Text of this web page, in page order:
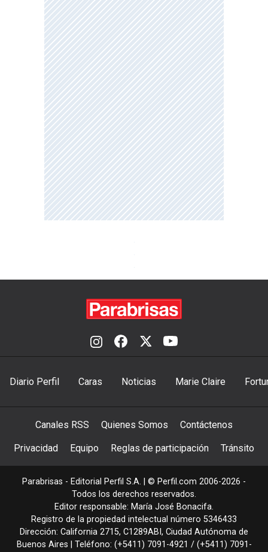
Diario Perfil Caras Noticias Marie Claire
Canales RSS Quienes Somos Contáctenos
Privacidad Equipo Reglas de participación Tránsito
Parabrisas - Editorial Perfil S.A. | © Perfil.com 2006-2026 -
Todos los derechos reservados.
Editor responsable: María José Bonacifa.
Registro de la propiedad intelectual número 5346433
Dirección: California 2715, C1289ABI , Ciudad Autónoma de
Buenos Aires | Teléfono: (+5411) 7091-4921 / (+5411) 7091-